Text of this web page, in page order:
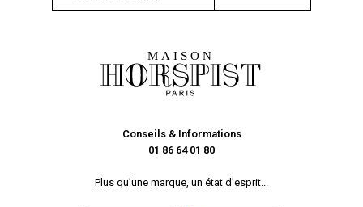
Conseils & Informations
01 86 64 01 80
Plus qu’une marque, un état d’esprit...